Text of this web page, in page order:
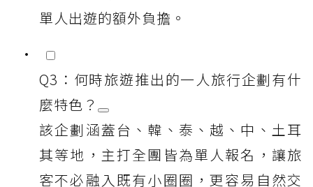
單人出遊的額外負擔。
Q3：何時旅遊推出的一人旅行企劃有什
麼特色？
該企劃涵蓋台、韓、泰、越、中、土耳
其等地，主打全團皆為單人報名，讓旅
客不必融入既有小圈圈，更容易自然交